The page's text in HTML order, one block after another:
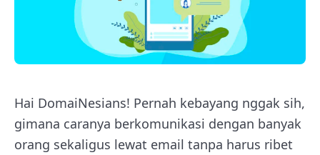
Hai DomaiNesians! Pernah kebayang nggak sih,
gimana caranya berkomunikasi dengan banyak
orang sekaligus lewat email tanpa harus ribet